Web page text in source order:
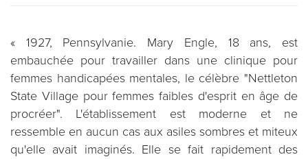
« 1927, Pennsylvanie. Mary Engle, 18 ans, est
embauchée pour travailler dans une clinique pour
femmes handicapées mentales, le célèbre "Nettleton
State Village pour femmes faibles d'esprit en âge de
procréer". L'établissement est moderne et ne
ressemble en aucun cas aux asiles sombres et miteux
qu'elle avait imaginés. Elle se fait rapidement des